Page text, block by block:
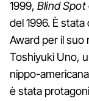
1999, Blind Spot
del 1996. È
Award per il suo
Toshiyuki Uno,
nippo-
è stata